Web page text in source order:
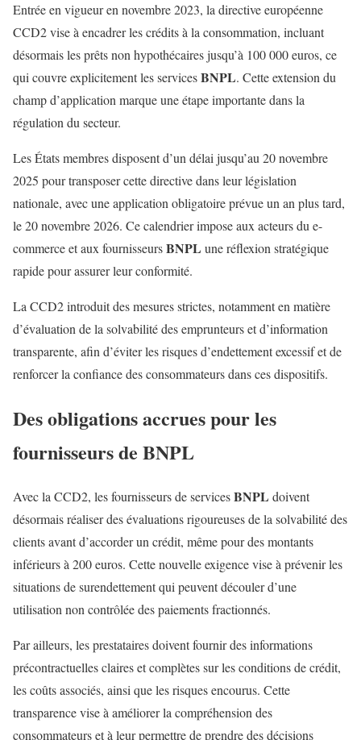
Entrée en vigueur en novembre 2023, la directive européenne
CCD2 vise à encadrer les crédits à la consommation, incluant
désormais les prêts non hypothécaires jusqu’à 100 000 euros, ce
qui couvre explicitement les servicesBNPL. Cette extension du
champ d’application marque une étape importante dans la
régulation du secteur.
Les États membres disposent d’un délai jusqu’au 20 novembre
2025 pour transposer cette directive dans leur législation
nationale, avec une application obligatoire prévue un an plus tard,
le 20 novembre 2026. Ce calendrier impose aux acteurs du e-
commerce et aux fournisseursBNPL une réflexion stratégique
rapide pour assurer leur conformité.
La CCD2 introduit des mesures strictes, notamment en matière
d’évaluation de la solvabilité des emprunteurs et d’information
transparente, afin d’éviter les risques d’endettement excessif et de
renforcer la confiance des consommateurs dans ces dispositifs.
Des obligations accrues pour les
fournisseurs de BNPL
Avec la CCD2, les fournisseurs de servicesBNPL doivent
désormais réaliser des évaluations rigoureuses de la solvabilité des
clients avant d’accorder un crédit, même pour des montants
inférieurs à 200 euros. Cette nouvelle exigence vise à prévenir les
situations de surendettement qui peuvent découler d’une
utilisation non contrôlée des paiements fractionnés.
Par ailleurs, les prestataires doivent fournir des informations
précontractuelles claires et complètes sur les conditions de crédit,
les coûts associés, ainsi que les risques encourus. Cette
transparence vise à améliorer la compréhension des
consommateurs et à leur permettre de prendre des décisions